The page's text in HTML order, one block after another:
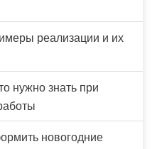
реализации и их
нужно знать при
новогодние